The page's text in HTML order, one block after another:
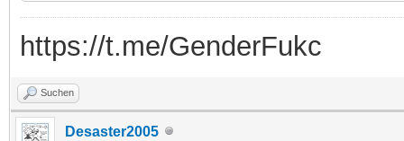
https://t.me/GenderFukc
Suchen
Desaster2005